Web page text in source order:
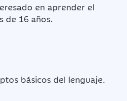
en aprender el
de 16 años.
básicos del lenguaje.